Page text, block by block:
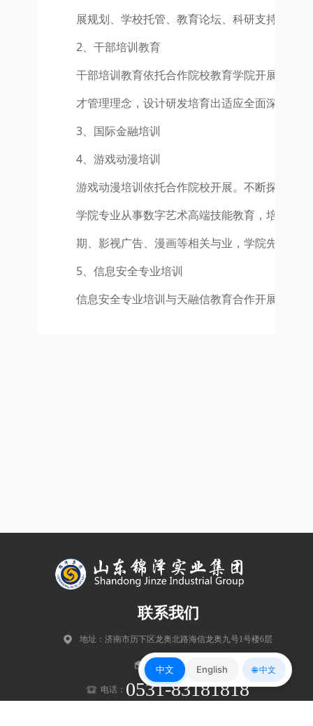
展规划、学校托管、教育论坛、科研支持、课
2、干部培训教育
干部培训教育依托合作院校教育学院开展。合
才管理理念，设计研发培育出适应全面深化改
3、国际金融培训
4、游戏动漫培训
游戏动漫培训依托合作院校开展。不断探索和
学院专业从事数字艺术高端技能教育，培养具
期、影视广告、漫画等相关与业，学院先后培
5、信息安全专业培训
信息安全专业培训与天融信教育合作开展，依
联系我们
地址：济南市历下区龙奥北路海信龙奥九号1号楼6层
邮编：250102
电话： 0531-83181818
中文 English 🌐 中文